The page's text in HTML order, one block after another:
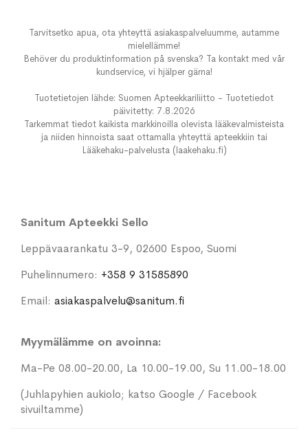
Tarvitsetko apua, ota yhteyttä asiakaspalveluumme, autamme
mielellämme!
Behöver du produktinformation på svenska? Ta kontakt med vår
kundservice, vi hjälper gärna!
Tuotetietojen lähde: Suomen Apteekkariliitto - Tuotetiedot
päivitetty: 7.8.2026
Tarkemmat tiedot kaikista markkinoilla olevista lääkevalmisteista
ja niiden hinnoista saat ottamalla yhteyttä apteekkiin tai
Lääkehaku-palvelusta (laakehaku.fi)
Sanitum Apteekki Sello
Leppävaarankatu 3-9, 02600 Espoo, Suomi
Puhelinnumero: +358 9 31585890
Email: asiakaspalvelu@sanitum.fi
Myymälämme on avoinna:
Ma-Pe 08.00-20.00, La 10.00-19.00, Su 11.00-18.00
(Juhlapyhien aukiolo; katso Google / Facebook
sivuiltamme)